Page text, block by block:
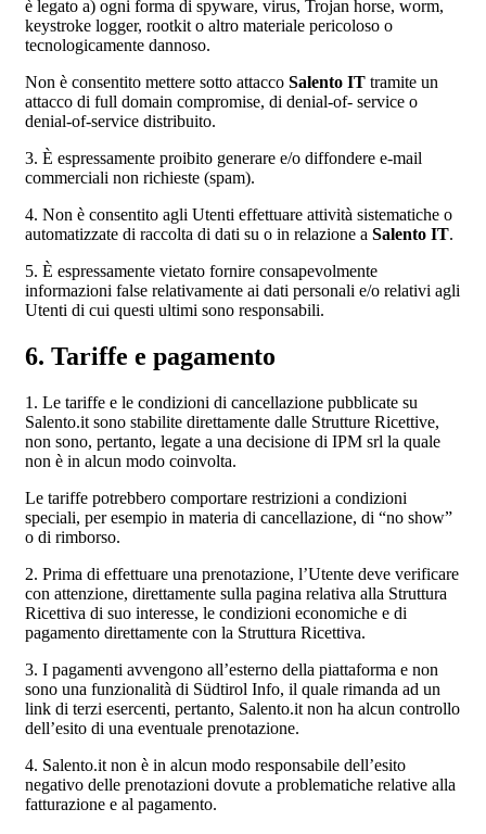
è legato a) ogni forma di spyware, virus, Trojan horse, worm,
keystroke logger, rootkit o altro materiale pericoloso o
tecnologicamente dannoso.
Non è consentito mettere sotto attacco Salento IT tramite un
attacco di full domain compromise, di denial-of- service o
denial-of-service distribuito.
3. È espressamente proibito generare e/o diffondere e-mail
commerciali non richieste (spam).
4. Non è consentito agli Utenti effettuare attività sistematiche o
automatizzate di raccolta di dati su o in relazione a Salento IT.
5. È espressamente vietato fornire consapevolmente
informazioni false relativamente ai dati personali e/o relativi agli
Utenti di cui questi ultimi sono responsabili.
6. Tariffe e pagamento
1. Le tariffe e le condizioni di cancellazione pubblicate su
Salento.it sono stabilite direttamente dalle Strutture Ricettive,
non sono, pertanto, legate a una decisione di IPM srl la quale
non è in alcun modo coinvolta.
Le tariffe potrebbero comportare restrizioni a condizioni
speciali, per esempio in materia di cancellazione, di “no show”
o di rimborso.
2. Prima di effettuare una prenotazione, l’Utente deve verificare
con attenzione, direttamente sulla pagina relativa alla Struttura
Ricettiva di suo interesse, le condizioni economiche e di
pagamento direttamente con la Struttura Ricettiva.
3. I pagamenti avvengono all’esterno della piattaforma e non
sono una funzionalità di Südtirol Info, il quale rimanda ad un
link di terzi esercenti, pertanto, Salento.it non ha alcun controllo
dell’esito di una eventuale prenotazione.
4. Salento.it non è in alcun modo responsabile dell’esito
negativo delle prenotazioni dovute a problematiche relative alla
fatturazione e al pagamento.